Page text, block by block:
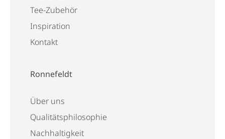
Tee-Zubehör
Inspiration
Kontakt
Ronnefeldt
Über uns
Qualitätsphilosophie
Nachhaltigkeit